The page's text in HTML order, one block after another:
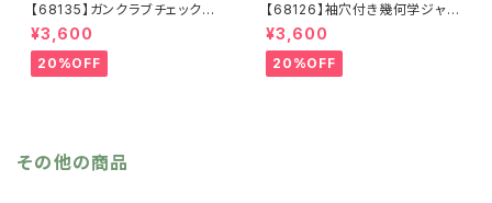
【68135】ガンクラブチェックスト
ール【送料無料】マフラー 防
寒 チェック柄 千鳥柄 千鳥
格子 マスタード キャメル
カーキ リサイクルポリエステ
¥3,600
20%OFF
【68126】袖穴付き幾何学ジャガ
ードストール【送料無料】袖付き
ストール ジャガード織り リバ
ーシブル 幾何学柄 防寒 フ
リンジ 秋冬 羽織 ポンチ
¥3,600
20%OFF
その他の商品